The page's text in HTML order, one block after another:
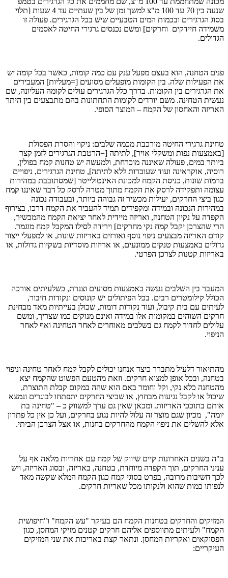
שנעה בין 70 עד 100 מ"צ למשך זמן של בין שעתיים עד 4 שעות [תלוי
בסוג הגרגירים ובכמות המים הטבעיים שיש בכל הגרגירים. פעולה זו
משמידה חיידקים וחרקים] ומשם נכנסים גרגירי החיטה לאסמים
הגדולים.
פנים הטחנה, הוא בעצם מפעל ענק עם כמה קומות, כאשר בכל קומה יש
את הפעילות שלה. בין הקומות מופעלים מסועים [=מעליות] המעבירים
את הגרגירים בין הקומות. בדרך כלל הגרגירים עולים לקומה העליונה, שם
נעשית הטחינה. משם יורדים לקומות התחתונות בהם מתבצעים בין היתר
האריזה והאחסון של הקמח – המוצר הסופי.
טחינת גרגירי החיטה מורכבת מכמה שלבים: ניקוי והסרת הפסולת
[באמצעות נפות ומשקלי אויר], לתיתה [=הרטבת הגרגירים לזמן קצר
ביותר במים, פעולה שאיננה מוכרחת, ולמעשה יש טחנות קמח בפולין,
רוסיה, אוקראינה ועוד שעובדות ללא לתיתה], טחינת הגרגירים, ניפויים
ברמות שונות, כניסת הקמח למכונת האינטולייטר [שמסתובבת במהירות
עצומה ותפקידה לרסק את הקמח מתוך מטרה לרסק כל דבר שאיננו קמח
כגון ביצי החרקים, יעילות מכשיר זה גבוהה ביותר, ובעבודה נכונה
במהירות הנכונה ובמידה ומקפידים תמיד להעביר את הקמח דרכו, בצירוף
הקפדה על נקיון הטחנה, ואריזה מיידית לאחר יציאת הקמח מהמכשיר,
הרי שהצרכן יקבל קמח נקי מחרקים] וירידה לסילו המקבל קמח מוגמר.
קודם האריזה מבצעים ניפוי נוסף ואורזים באריזות שונות, או למפעלי ייצור
גדולים באמצעות טנקים ממונעים, או אריזות מוסדיות בשקיות גדולות, או
באריזות קטנות לצרכן הפרטי.
המעבר בין השלבים נעשה באמצעות מסועים וצנרת, כשלעיתים אורכה
הכולל קילומטרים רבים. בכל הפיתולים יש קונוסים ונקודות חיבור,
לעיתים עם בית קיבול, ועוד נקודות דומות, שכולן בעייתיות מאד מבחינת
חרקים השוהים במקומות אלו במידה ואינם מנוקים כמו שצריך, ומשם
עלולים לחדור לקמח גם בשלבים מאוחרים לאחר הטחינה ואף לאחר
הניפוי.
מהתיאור דלעיל מתברר כיצד אנחנו יכולים לקבל קמח לאחר טחינה וניפוי
בטחנה, ובכל אופן למצוא חרקים. וזאת מהטעם הפשוט שהקמח יצא
מהטחנה כלא נקי, וקל וחומר באם הוא שהה במקום קבלת התוצרת,
שיכול או לקבל נגיעות מבחוץ, או שביצי החרקים יתפתחו לבוגרים ונמצא
אותם בתוככי האריזות. ומכאן שאין גם ערך למשווק כ – "טחינה בת
יומה", מכיון שגם מוצר זה עלול להיות נגוע בחרקים, ועל כן אין כל פתרון
אלא להשלים את ניפוי הקמח מהחרקים בחנות, או אצל הצרכן הביתי.
ב"ה בשנים האחרונות קיים שיווק של קמח עם אחריות מלאה אף על
עניני החרקים, תוך הקפדה מיוחדת, בטחנה, באריזה, ובסוג האריזה, ויש
לכך חשיבות מרובה, בפרט בסוגי קמח כגון הקמח המלא שקשה מאד
לנפותו כמות שהוא ולנקותו מכל שאריות חרקים.
המזיקים והחרקים בטחנות הקמח הם בעיקר "עש הקמח" ו"חיפושית
הקמח" ולעיתים מתווספים אליהם חרקים קטנים מזיקי המחסן, כגון
הפסוקאים ואקריות המחסן. ונתאר קצת באריכות את שני המזיקים
העיקריים: